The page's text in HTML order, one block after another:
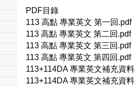
PDF目錄
113 高點 專業英文 第一回.pdf
113 高點 專業英文 第二回.pdf
113 高點 專業英文 第三回.pdf
113 高點 專業英文 第四回.pdf
113+114DA 專業英文補充資
113+114DA 專業英文補充資